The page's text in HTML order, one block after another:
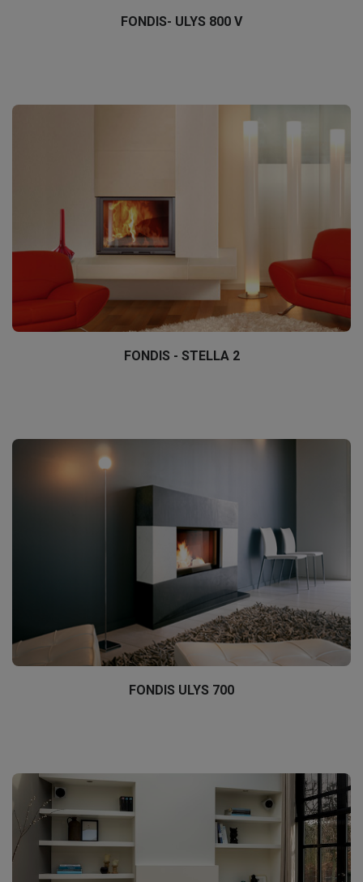
FONDIS- ULYS 800 V
FONDIS - STELLA 2
FONDIS ULYS 700